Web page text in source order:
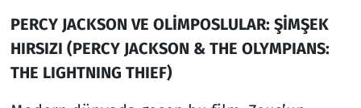
PERCY JACKSON VE OLİMPOSLULAR: ŞİMŞEK
HIRSIZI (PERCY JACKSON & THE OLYMPIANS:
THE LIGHTNING THIEF)